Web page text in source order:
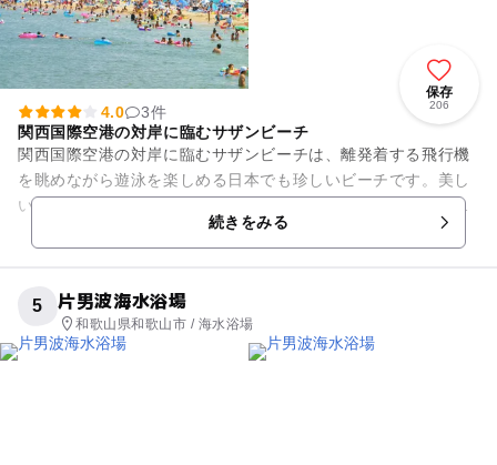
保存
206
4.0
3件
関西国際空港の対岸に臨むサザンビーチ
関西国際空港の対岸に臨むサザンビーチは、離発着する飛行機
を眺めながら遊泳を楽しめる日本でも珍しいビーチです。美し
い白い砂浜と南国ムードをかもしだすヤシの木が、海水浴客を
続きをみる
5 片男波海水浴場
和歌山県和歌山市 / 海水浴場